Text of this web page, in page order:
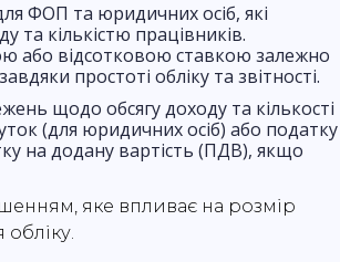
ФОП та юридичних осіб, які
та кількістю працівників.
або відсотковою ставкою залежно
простоті обліку та звітності.
щодо обсягу доходу та кількості
(для юридичних осіб) або податку
на додану вартість (ПДВ), якщо
яке впливає на розмір
обліку.